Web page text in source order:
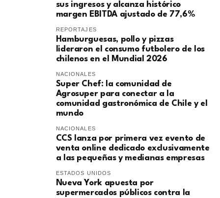
sus ingresos y alcanza histórico
margen EBITDA ajustado de 77,6%
REPORTAJES
Hamburguesas, pollo y pizzas
lideraron el consumo futbolero de los
chilenos en el Mundial 2026
NACIONALES
Super Chef: la comunidad de
Agrosuper para conectar a la
comunidad gastronómica de Chile y el
mundo
NACIONALES
CCS lanza por primera vez evento de
venta online dedicado exclusivamente
a las pequeñas y medianas empresas
ESTADOS UNIDOS
Nueva York apuesta por
supermercados públicos contra la